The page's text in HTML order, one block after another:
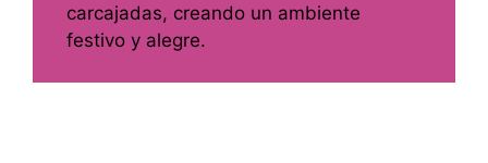
carcajadas, creando un ambiente
festivo y alegre.